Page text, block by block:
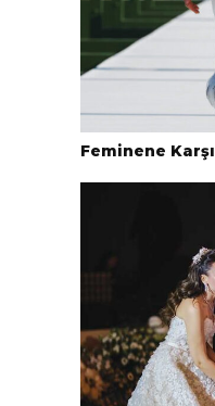
Feminene Karşı